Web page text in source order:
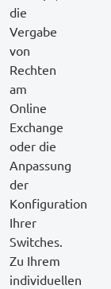
die
Vergabe
von
Rechten
am
Online
Exchange
oder die
Anpassung
der
Konfiguration
Ihrer
Switches.
Zu Ihrem
individuellen